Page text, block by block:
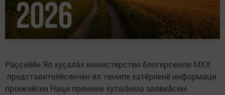
Раççейӗн Ял хуçалӑх министерстви блогерсемпе МХХ
представителӗсенчен ял темипе хатӗрленӗ информаци
проекчӗсен Наци премине хутшӑнма заявкӑсем